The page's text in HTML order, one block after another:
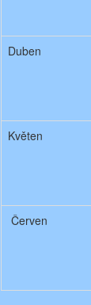
Duben
Květen
Červen